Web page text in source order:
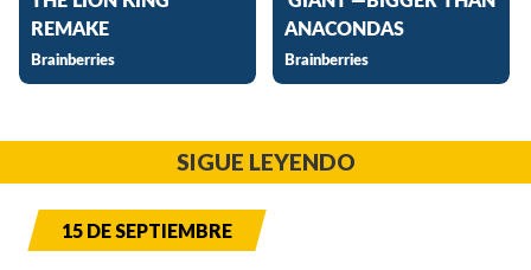
SIGUE LEYENDO
15 DE SEPTIEMBRE